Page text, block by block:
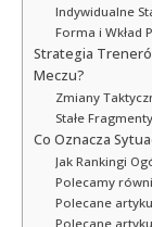
Indywidualne
Forma i Wkład
Strategia
Meczu?
Zmiany
Stałe
Co Oznacza
Jak Rankingi
Polecamy
Polecane
Polecane